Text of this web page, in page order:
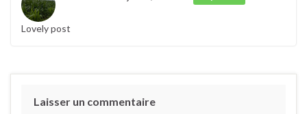
Lovely post
Laisser un commentaire